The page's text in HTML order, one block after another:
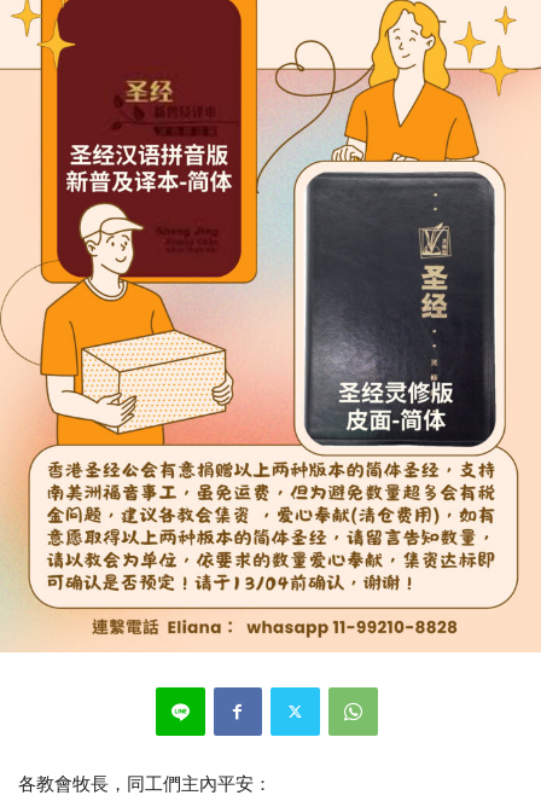
各教會牧長，同工們主內平安：